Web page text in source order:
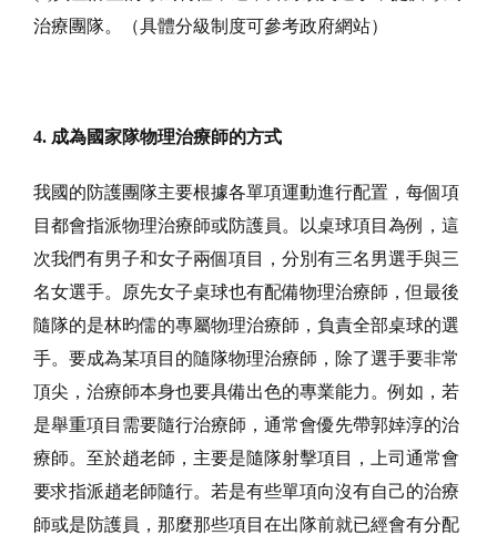
治療團隊。（具體分級制度可參考政府網站）
4. 成為國家隊物理治療師的方式
我國的防護團隊主要根據各單項運動進行配置，每個項
目都會指派物理治療師或防護員。以桌球項目為例，這
次我們有男子和女子兩個項目，分別有三名男選手與三
名女選手。原先女子桌球也有配備物理治療師，但最後
隨隊的是林昀儒的專屬物理治療師，負責全部桌球的選
手。要成為某項目的隨隊物理治療師，除了選手要非常
頂尖，治療師本身也要具備出色的專業能力。例如，若
是舉重項目需要隨行治療師，通常會優先帶郭婞淳的治
療師。至於趙老師，主要是隨隊射擊項目，上司通常會
要求指派趙老師隨行。若是有些單項向沒有自己的治療
師或是防護員，那麼那些項目在出隊前就已經會有分配